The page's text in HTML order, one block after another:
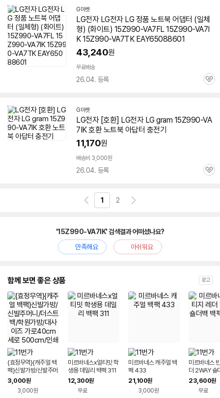
G마켓
LG전자 LG전자 LG 정품 노트북 어댑터 (일체
형) (화이트) 15Z990-VA7FL15Z990-VA7I
K15Z990-VA7TK EAY65088601
43,240원
무료배송
26.04. 등록
관
G마켓
LG전자 [호환] LG전자 LG gram 15Z990-VA
7IK호환 노트북 아답터 충전기
11,170원
배송비 3,000원
26.04. 등록
관
1 2
'15Z990-VA7IK' 검색결과 어떠셨나요?
만족해요
아쉬워요
함께 보면 좋은 상품 광고
{효정무역}{캐주얼 백
팩}신발가방/신발주머
니/더스트백/학원가방/
대사이즈 가로40cm
세로 500cm/인쇄가
3,000원
3,000원
미르바네스x얼티밋 학
생용 데일리 백팩 311
12,300원
무료
미르바네스 캐주얼 백
팩 433
21,100원
3,000원
미르바네스
더 2WAY 숄
1574
23,600원
무료